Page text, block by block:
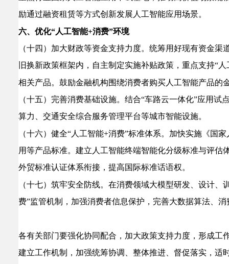
励通过融资租赁等方式创新发展人工智能应用场景。
六、优化“人工智能+消费”环境
（十四）加大财政等资金支持力度。 统筹用好现有资金渠
旧换新政策框架内，自主制定实施补贴政策，重点支持“
相关产品。鼓励金融机构围绕消费者购买人工智能产品的
（十五）完善消费基础设施。 结合“车路云一体化”应用试
算力、交通安全综合服务管理平台等城市智能设施。
（十六）健全“人工智能+消费”标准体系。 加快实施《国
用等产品标准。建立人工智能终端智能化分级标准与评
外贸标准认证体系衔接，提高国际标准话语权。
（十七）筑牢安全防线。 在消费领域大模型研发、设计、
费”监管机制，加强消费者信息保护，完善大数据算法、
各有关部门要强化协同配合，加大政策支持力度，形成
建立工作机制，加强统筹协调、整体推进、督促落实，适